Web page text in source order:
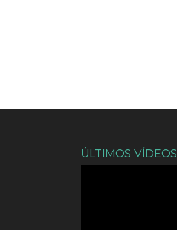
ÚLTIMOS VÍDEOS